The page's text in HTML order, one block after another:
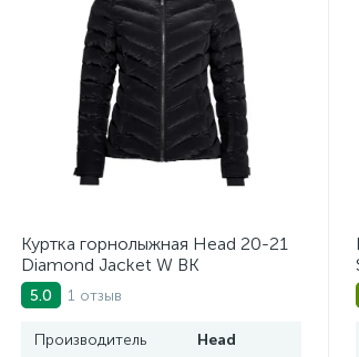
Куртка горнолыжная Head 20-21
Diamond Jacket W BK
5.0 1 отзыв
Производитель Head